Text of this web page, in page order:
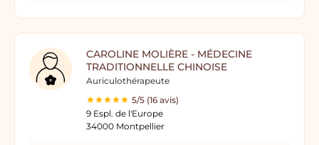
CAROLINE MOLIÈRE - MÉDECINE
TRADITIONNELLE CHINOISE
Auriculothérapeute
5/5 (16 avis)
9 Espl. de l'Europe
34000 Montpellier